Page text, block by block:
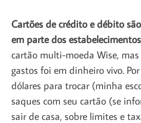
Cartões de crédito e débito
em parte dos estabelecimentos
cartão multi-moeda Wise,
gastos foi em dinheiro vivo.
dólares para trocar (minha
saques com seu cartão (se
sair de casa, sobre limites e